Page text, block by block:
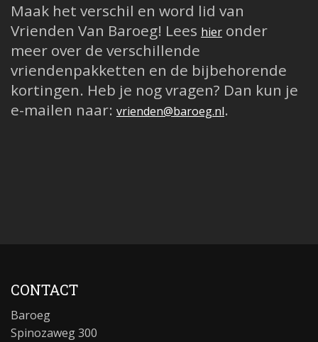
Maak het verschil en word lid van
Vrienden Van Baroeg! Lees hier onder
meer over de verschillende
vriendenpakketten en de bijbehorende
kortingen. Heb je nog vragen? Dan kun je
e-mailen naar: vrienden@baroeg.nl.
CONTACT
Baroeg
Spinozaweg 300